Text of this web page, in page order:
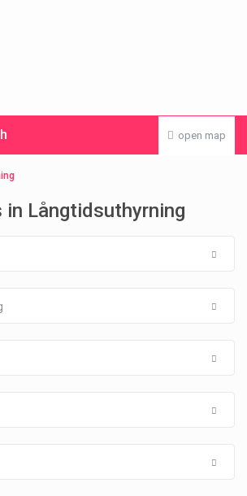
open map
in Långtidsuthyrning